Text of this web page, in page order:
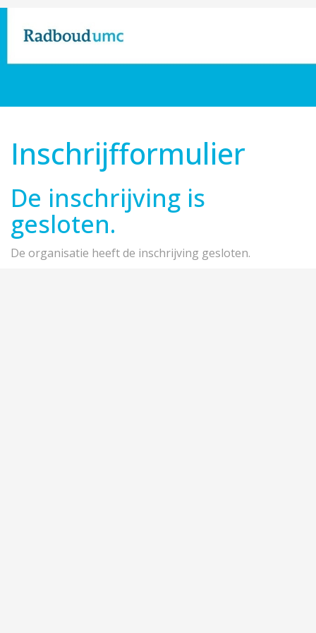
Inschrijfformulier
De inschrijving is
gesloten.
De organisatie heeft de inschrijving gesloten.